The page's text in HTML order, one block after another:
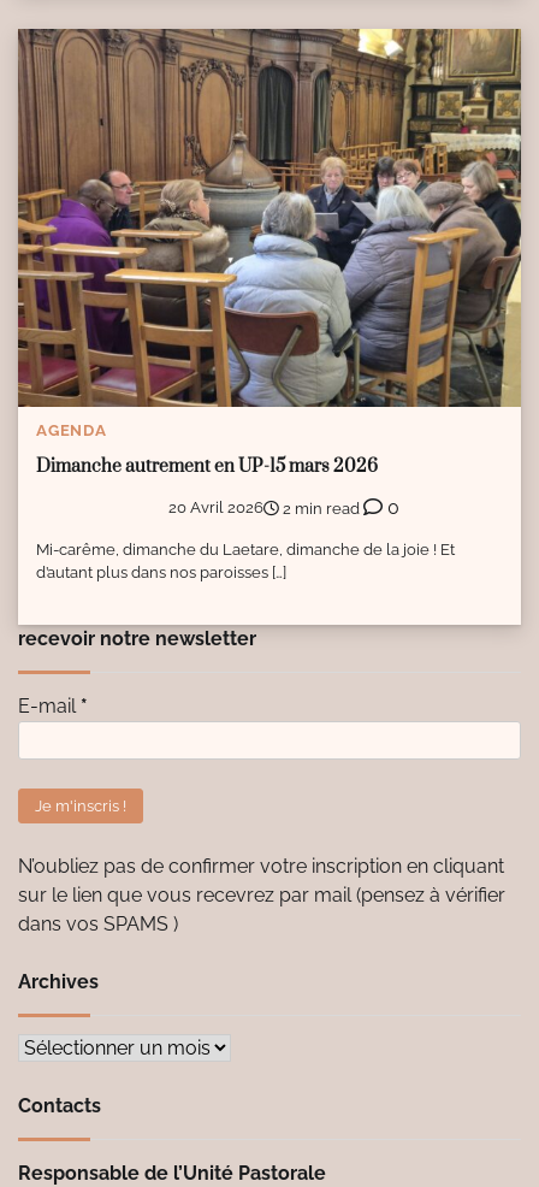
AGENDA
Dimanche autrement en UP-15 mars 2026
20 Avril 2026 2 min read 0
Mi-carême, dimanche du Laetare, dimanche de la joie ! Et
d’autant plus dans nos paroisses […]
recevoir notre newsletter
E-mail *
N’oubliez pas de confirmer votre inscription en cliquant
sur le lien que vous recevrez par mail (pensez à vérifier
dans vos SPAMS )
Archives
Archives
Contacts
Responsable de l’Unité Pastorale